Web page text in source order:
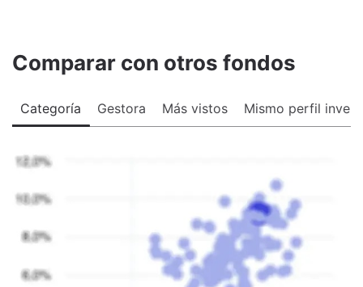
Comparar con otros fondos
Categoría Gestora Más vistos Mismo perfil